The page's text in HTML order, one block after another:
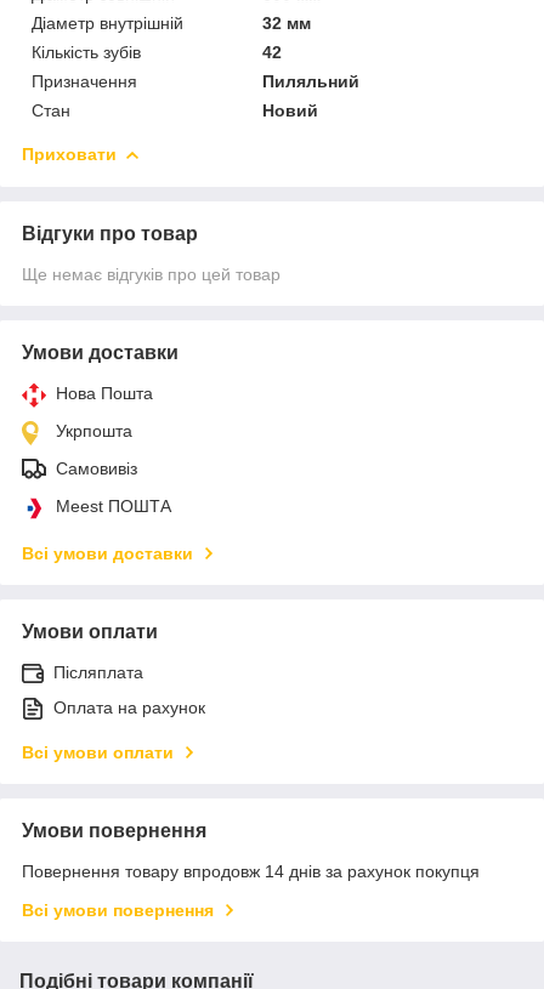
Діаметр внутрішній
32 мм
Кількість зубів
42
Призначення
Пиляльний
Стан
Новий
Приховати
Відгуки про товар
Ще немає відгуків про цей товар
Умови доставки
Нова Пошта
Укрпошта
Самовивіз
Meest ПОШТА
Всі умови доставки
Умови оплати
Післяплата
Оплата на рахунок
Всі умови оплати
Умови повернення
Повернення товару впродовж 14 днів за рахунок покупця
Всі умови повернення
Подібні товари компанії